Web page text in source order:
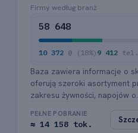
Firmy według branż
58 648
10 372 @ (18%) 9 412 tel.
Baza zawiera informacje o
oferują szeroki asortyment
zakresu żywności, napojów
PEŁNE POBRANIE
≈ 14 158 tok.